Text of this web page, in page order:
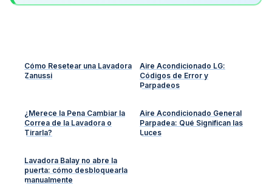
Cómo Resetear una Lavadora
Zanussi
Aire Acondicionado LG:
Códigos de Error y
Parpadeos
¿Merece la Pena Cambiar la
Correa de la Lavadora o
Tirarla?
Aire Acondicionado General
Parpadea: Qué Significan las
Luces
Lavadora Balay no abre la
puerta: cómo desbloquearla
manualmente